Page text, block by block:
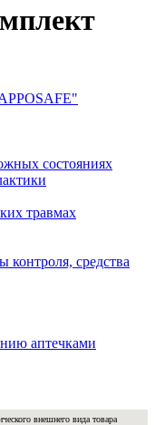
состояниях
травмах
средства
аптечками
внешнего вида товара